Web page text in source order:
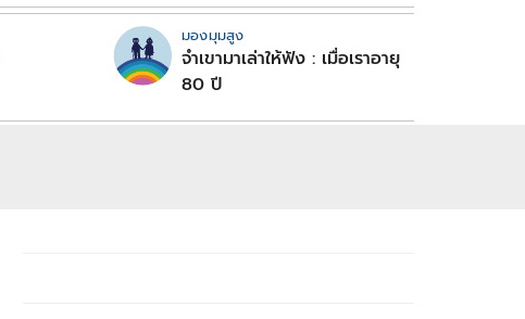
มองมุมสูง
จำเขามาเล่าให้ฟัง : เมื่อเราอายุ
80 ปี